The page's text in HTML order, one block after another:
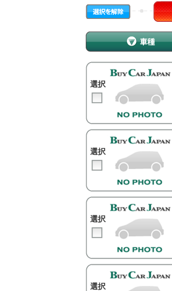
選択
選択
選択
選択